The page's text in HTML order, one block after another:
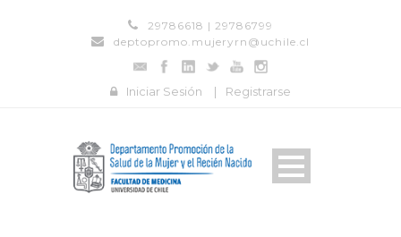
29786618 | 29786799
deptopromo.mujeryrn@uchile.cl
Iniciar Sesión | Registrarse